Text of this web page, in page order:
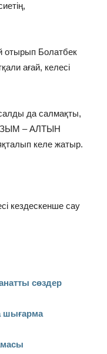
отырып Болатбек
ағай, келесі
да салмақты,
– АЛТЫН
келе жатыр.
кездескенше сау
сөздер
шығарма